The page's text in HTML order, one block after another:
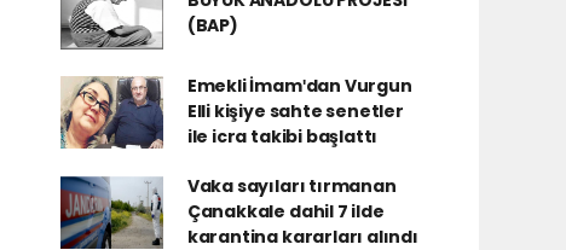
(BAP)
Emekli İmamʹdan Vurgun
Elli kişiye sahte senetler
ile icra takibi başlattı
Vaka sayıları tırmanan
Çanakkale dahil 7 ilde
karantina kararları alındı